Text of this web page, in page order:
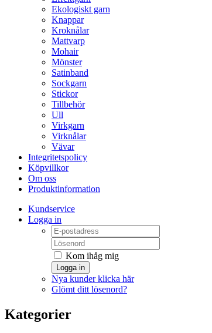
Ekologiskt garn
Knappar
Kroknålar
Mattvarp
Mohair
Mönster
Satinband
Sockgarn
Stickor
Tillbehör
Ull
Virkgarn
Virknålar
Vävar
Integritetspolicy
Köpvillkor
Om oss
Produktinformation
Kundservice
Logga in
Kom ihåg mig
Logga in
Nya kunder klicka här
Glömt ditt lösenord?
Kategorier